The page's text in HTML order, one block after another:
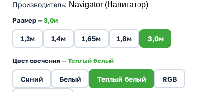
Производитель: Navigator (Навигатор)
Размер —3,0м
1,2м 1,4м 1,65м 1,8м 3,0м
Цвет свечения —Теплый белый
Синий Белый Теплый белый RGB